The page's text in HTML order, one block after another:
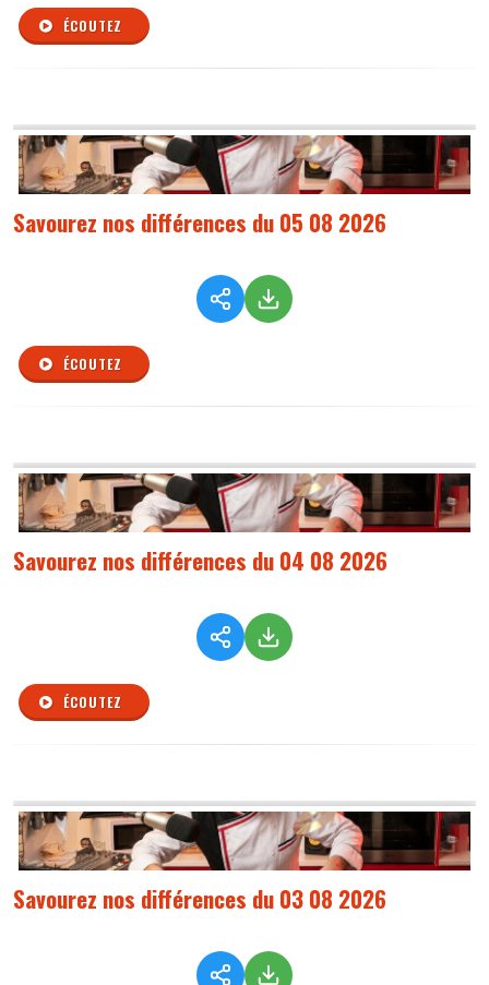
ÉCOUTEZ
Savourez nos différences du 05 08 2026
ÉCOUTEZ
Savourez nos différences du 04 08 2026
ÉCOUTEZ
Savourez nos différences du 03 08 2026